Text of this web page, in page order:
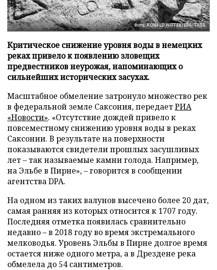
Фото: RONALD WITTEK/EPA/TASS
Критическое снижение уровня воды в немецких
реках привело к появлению зловещих
предвестников неурожая, напоминающих о
сильнейших исторических засухах.
Масштабное обмеление затронуло множество рек
в федеральной земле Саксония, передаетРИА
«Новости». «Отсутствие дождей привело к
повсеместному снижению уровня воды в реках
Саксонии. В результате на поверхности
показываются свидетели прошлых засушливых
лет – так называемые камни голода. Например,
на Эльбе в Пирне», – говорится в сообщении
агентства DPA.
На одном из таких валунов высечено более 20 дат,
самая ранняя из которых относится к 1707 году.
Последняя отметка появилась сравнительно
недавно – в 2018 году во время экстремального
мелководья. Уровень Эльбы в Пирне долгое время
остается ниже одного метра, а в Дрездене река
обмелела до 54 сантиметров.